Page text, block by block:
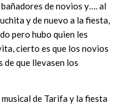
de novios y…. al
y de nuevo a la fiesta,
pero hubo quien les
cierto es que los novios
de que llevasen los
de Tarifa y la fiesta